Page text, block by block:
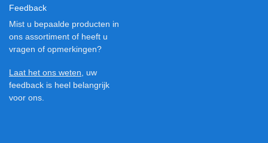
Feedback
Mist u bepaalde producten in
ons assortiment of heeft u
vragen of opmerkingen?
Laat het ons weten, uw
feedback is heel belangrijk
voor ons.